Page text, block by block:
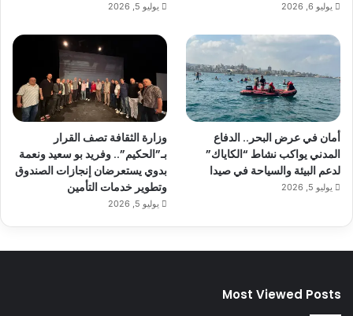
يوليو 6, 2026 يوليو 5, 2026
أمان في عرض البحر.. الدفاع
المدني يواكب نشاط “الكاياك”
لدعم البيئة والسياحة في صيدا
يوليو 5, 2026
وزارة الثقافة تصف القرار
بـ”الحكيم”.. وفريد بو سعيد ونعمة
بدوي يستعرضان إنجازات الصندوق
وتطوير خدمات التأمين
يوليو 5, 2026
Most Viewed Posts